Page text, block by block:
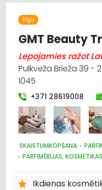
Rīga
GMT Beauty
Lepojamies ražot
Pulkveža Brieža 39 -
1045
+371 28619008
SKAISTUMKOPŠANA
PARFIMĒRIJAS,
PARFIMĒRIJAS,
Ikdienas